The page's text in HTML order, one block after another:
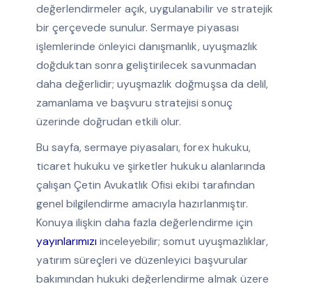
değerlendirmeler açık, uygulanabilir ve stratejik
bir çerçevede sunulur. Sermaye piyasası
işlemlerinde önleyici danışmanlık, uyuşmazlık
doğduktan sonra geliştirilecek savunmadan
daha değerlidir; uyuşmazlık doğmuşsa da delil,
zamanlama ve başvuru stratejisi sonuç
üzerinde doğrudan etkili olur.
Bu sayfa, sermaye piyasaları, forex hukuku,
ticaret hukuku ve şirketler hukuku alanlarında
çalışan Çetin Avukatlık Ofisi ekibi tarafından
genel bilgilendirme amacıyla hazırlanmıştır.
Konuya ilişkin daha fazla değerlendirme için
yayınlarımızıinceleyebilir; somut uyuşmazlıklar,
yatırım süreçleri ve düzenleyici başvurular
bakımından hukuki değerlendirme almak üzere